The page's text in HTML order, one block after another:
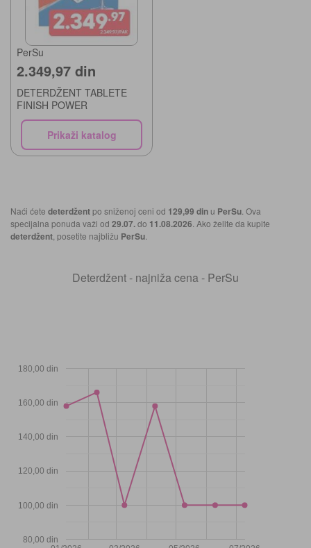
PerSu
2.349,97 din
DETERDŽENT TABLETE
FINISH POWER
Prikaži katalog
Naći ćete deterdžentpo sniženoj ceni od 129,99 din u PerSu . Ova
specijalna ponuda važi od 29.07.do 11.08.2026 . Ako želite da kupite
deterdžent , posetite najbližu PerSu
Deterdžent - najniža cena - PerSu
80,00 din
100,00 din
120,00 din
140,00 din
160,00 din
180,00 din